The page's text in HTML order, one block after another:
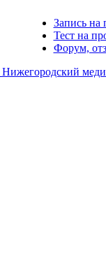
Запись на
Тест на
Форум,